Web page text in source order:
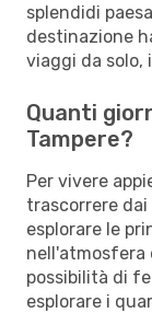
splendidi
destinazione
viaggi da solo,
Quanti
Tampere?
Per vivere
trascorrere dai
esplorare le
nell'atmosfera
possibilità di
esplorare i